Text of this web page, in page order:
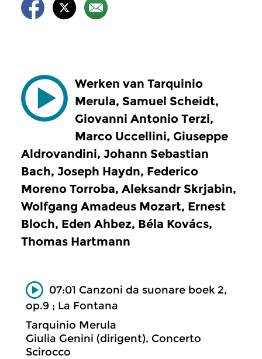
Werken van Tarquinio
Merula, Samuel Scheidt,
Giovanni Antonio Terzi,
Marco Uccellini, Giuseppe
Aldrovandini, Johann Sebastian
Bach, Joseph Haydn, Federico
Moreno Torroba, Aleksandr Skrjabin,
Wolfgang Amadeus Mozart, Ernest
Bloch, Eden Ahbez, Béla Kovács,
Thomas Hartmann
07:01 Canzoni da suonare boek 2,
op.9 ; La Fontana
Tarquinio Merula
Giulia Genini (dirigent), Concerto
Scirocco